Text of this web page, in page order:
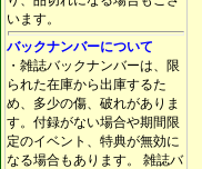
います。
バックナンバーについて
・雑誌バックナンバーは、限
られた在庫から出庫するた
め、多少の傷、破れがありま
す。付録がない場合や期間限
定のイベント、特典が無効に
なる場合もあります。 雑誌バ